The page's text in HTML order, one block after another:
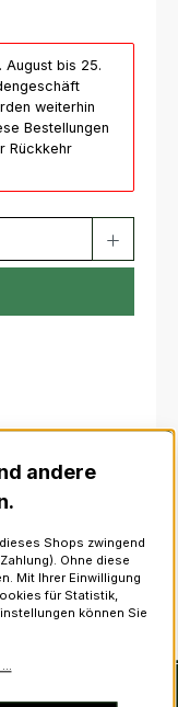
August bis 25.
weiterhin
Bestellungen
Rückkehr
Hackle-Feder
andere
Shops zwingend
Ohne diese
Mit Ihrer Einwilligung
für Statistik,
können Sie